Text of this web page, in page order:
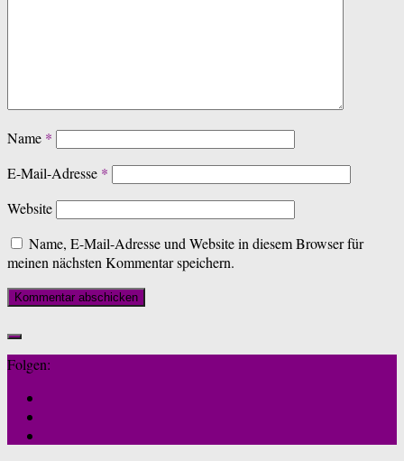
Name *
E-Mail-Adresse *
Website
Name, E-Mail-Adresse und Website in diesem Browser für
meinen nächsten Kommentar speichern.
Folgen: